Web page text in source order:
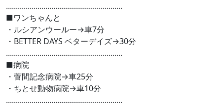
...........................................................
■ワンちゃんと
・ルシアンウールー→車7分
・BETTER DAYS ベターデイズ→30分
...........................................................
■病院
・菅間記念病院→車25分
・ちとせ動物病院→車10分
...........................................................